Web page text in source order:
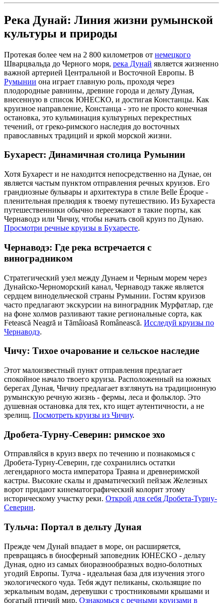
Река Дунай: Линия жизни румынской
культуры и природы
Протекая более чем на 2 800 километров от немецкого
Шварцвальда до Черного моря, река Дунай является жизненно
важной артерией Центральной и Восточной Европы. В
Румынии она играет главную роль, проходя через
плодородные равнины, древние города и дельту Дуная,
внесенную в список ЮНЕСКО, и достигая Констанцы. Как
круизное направление, Констанца - это не просто конечная
остановка, это кульминация культурных перекрестных
течений, от греко-римского наследия до восточных
православных традиций и яркой морской жизни.
Бухарест: Динамичная столица Румынии
Хотя Бухарест и не находится непосредственно на Дунае, он
является частым пунктом отправления речных круизов. Его
грандиозные бульвары и архитектура в стиле Belle Époque -
пленительная прелюдия к твоему путешествию. Из Бухареста
путешественники обычно переезжают в такие порты, как
Чернаводэ или Чичиу, чтобы начать свой круиз по Дунаю.
Просмотри речные круизы в Бухаресте.
Чернаводэ: Где река встречается с
виноградником
Стратегический узел между Дунаем и Черным морем через
Дунайско-Черноморский канал, Чернаводэ также является
сердцем винодельческой страны Румынии. Гостям круизов
часто предлагают экскурсии на виноградник Мурфатлар, где
на фоне холмов разливают такие региональные сорта, как
Fetească Neagră и Tămâioasă Românească. Исследуй круизы по
Чернаводэ.
Чичу: Тихое очарование и сельское наследие
Этот малоизвестный пункт отправления предлагает
спокойное начало твоего круиза. Расположенный на южных
берегах Дуная, Чичиу предлагает взглянуть на традиционную
румынскую речную жизнь - фермы, леса и фольклор. Это
душевная остановка для тех, кто ищет аутентичности, а не
зрелищ. Посмотреть круизы из Чичиу.
Дробета-Турну-Северин: римское эхо
Отправляйся в круиз вверх по течению и познакомься с
Дробета-Турну-Северин, где сохранились остатки
легендарного моста императора Траяна и древнеримской
кастры. Высокие скалы и драматический пейзаж Железных
ворот придают кинематографический колорит этому
историческому участку реки. Открой для себя Дробета-Турну-
Северин.
Тульча: Портал в дельту Дуная
Прежде чем Дунай впадает в море, он расширяется,
превращаясь в биосферный заповедник ЮНЕСКО - дельту
Дуная, одно из самых биоразнообразных водно-болотных
угодий Европы. Тулча - идеальная база для изучения этого
экологического чуда. Тебя ждут пеликаны, скользящие по
зеркальным водам, деревушки с тростниковыми крышами и
богатый птичий мир. Ознакомься с речными круизами в